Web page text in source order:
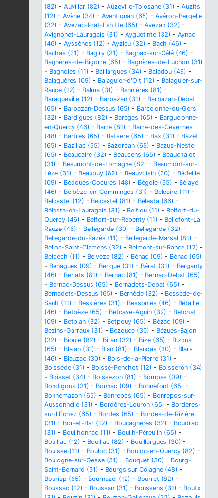
(82) - Auvillar (82) - Auzeville-Tolosane (31) - Auzits
(12) - Avène (34) - Aventignan (65) - Avéron-Bergelle
(32) - Avezac-Prat-Lahitte (65) - Avezan (32) -
Avignonet-Lauragais (31) - Ayguetinte (32) - Aynac
(46) - Ayssènes (12) - Ayzieu (32) - Bach (46) -
Bachas (31) - Bagiry (31) - Bagnac-sur-Célé (46) -
Bagnères-de-Bigorre (65) - Bagnères-de-Luchon (31)
- Bagnoles (11) - Baillargues (34) - Baladou (46) -
Balaguères (09) - Balaguier-d'Olt (12) - Balaguier-sur-
Rance (12) - Balma (31) - Bannières (81) -
Baraqueville (12) - Barbazan (31) - Barbazan-Debat
(65) - Barbazan-Dessus (65) - Barcelonne-du-Gers
(32) - Bardigues (82) - Barèges (65) - Barguelonne-
en-Quercy (46) - Barre (81) - Barre-des-Cévennes
(48) - Bartrès (65) - Batsère (65) - Bax (31) - Bazet
(65) - Bazillac (65) - Bazordan (65) - Bazus-Neste
(65) - Beaucaire (32) - Beaucens (65) - Beauchalot
(31) - Beaumont-de-Lomagne (82) - Beaumont-sur-
Lèze (31) - Beaupuy (82) - Beauvoisin (30) - Bédeille
(09) - Bédouès-Cocurès (48) - Bégole (65) - Bélaye
(46) - Belbèze-en-Comminges (31) - Belcaire (11) -
Belcastel (12) - Belcastel (81) - Bélesta (66) -
Bélesta-en-Lauragais (31) - Belflou (11) - Belfort-du-
Quercy (46) - Belfort-sur-Rebenty (11) - Bellefont-La
Rauze (46) - Bellegarde (30) - Bellegarde (32) -
Bellegarde-du-Razès (11) - Bellegarde-Marsal (81) -
Belloc-Saint-Clamens (32) - Belmont-sur-Rance (12) -
Belpech (11) - Belvèze (82) - Bénac (09) - Bénac (65)
- Benagues (09) - Benque (31) - Bérat (31) - Berganty
(46) - Berlats (81) - Bernac (81) - Bernac-Debat (65)
- Bernac-Dessus (65) - Bernadets-Debat (65) -
Bernadets-Dessus (65) - Bernède (32) - Bessède-de-
Sault (11) - Bessières (31) - Bessonies (46) - Bétaille
(46) - Betbèze (65) - Betcave-Aguin (32) - Betchat
(09) - Betplan (32) - Betpouy (65) - Bézac (09) -
Bezins-Garraux (31) - Bezouce (30) - Bézues-Bajon
(32) - Bioule (82) - Biran (32) - Bize (65) - Bizous
(65) - Blajan (31) - Blan (81) - Blandas (30) - Blars
(46) - Blauzac (30) - Bois-de-la-Pierre (31) -
Boissède (31) - Boisse-Penchot (12) - Boisseron (34)
- Boisset (34) - Boissezon (81) - Bompas (09) -
Bondigoux (31) - Bonnac (09) - Bonnefont (65) -
Bonnemazon (65) - Bonrepos (65) - Bonrepos-sur-
Aussonnelle (31) - Bordères-Louron (65) - Bordères-
sur-l'Échez (65) - Bordes (65) - Bordes-de-Rivière
(31) - Bor-et-Bar (12) - Boucagnères (32) - Boudrac
(31) - Bouilhonnac (11) - Bouilh-Péreuilh (65) -
Bouillac (12) - Bouillac (82) - Bouillargues (30) -
Bouisse (11) - Bouloc (31) - Bouloc-en-Quercy (82) -
Boulogne-sur-Gesse (31) - Bouquet (30) - Bourg-
Saint-Bernard (31) - Bourgs sur Colagne (48) -
Bourisp (65) - Bournazel (12) - Bourret (82) -
Boussac (12) - Boussan (31) - Boussens (31) - Boutx